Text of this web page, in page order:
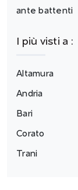
ante battenti
I più visti a :
Altamura
Andria
Bari
Corato
Trani